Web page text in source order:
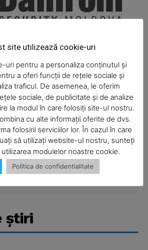
SUBSCRIBE NOW
ştiri
site utilizează cookie-uri
uri pentru a personaliza conținutul și
a oferi funcții de rețele sociale și
traficul. De asemenea, le oferim
sociale, de publicitate și de analize
la modul în care folosiți site-ul nostru.
cu alte informații oferite de dvs.
folosirii serviciilor lor. În cazul în care
să utilizați website-ul nostru, sunteți
modulelor noastre cookie.
Politica de confidentialitate